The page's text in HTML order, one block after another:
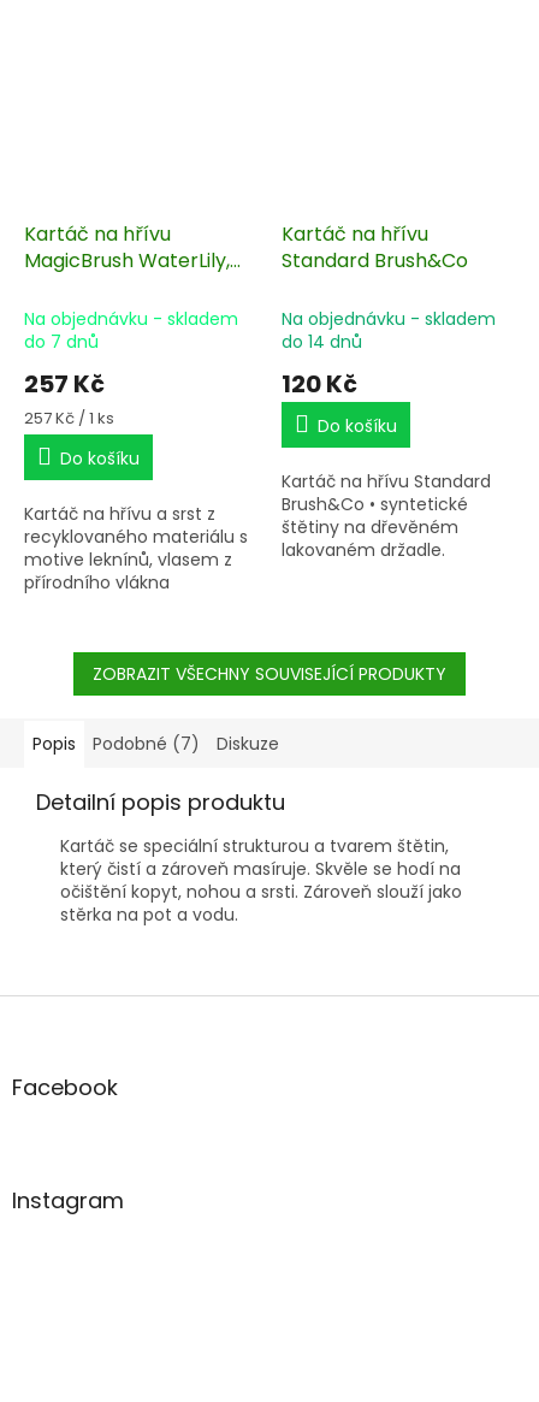
Kartáč na hřívu
MagicBrush WaterLily,
Na objednávku - skladem
do 7 dnů
257 Kč
Měrná
cena:
257 Kč / 1 ks
Do košíku
Kartáč na hřívu a srst z
recyklovaného materiálu s
motive leknínů, vlasem z
přírodního vlákna
Kartáč na hřívu
Standard Brush&Co
Na objednávku - skladem
do 14 dnů
120 Kč
Do košíku
Kartáč na hřívu Standard
Brush&Co • syntetické
štětiny na dřevěném
lakovaném držadle.
ZOBRAZIT VŠECHNY SOUVISEJÍCÍ PRODUKTY
Popis Podobné (7) Diskuze
Detailní popis produktu
Kartáč se speciální strukturou a tvarem štětin,
který čistí a zároveň masíruje. Skvěle se hodí na
očištění kopyt, nohou a srsti. Zároveň slouží jako
stěrka na pot a vodu.
Z
aFacebook
Instagram